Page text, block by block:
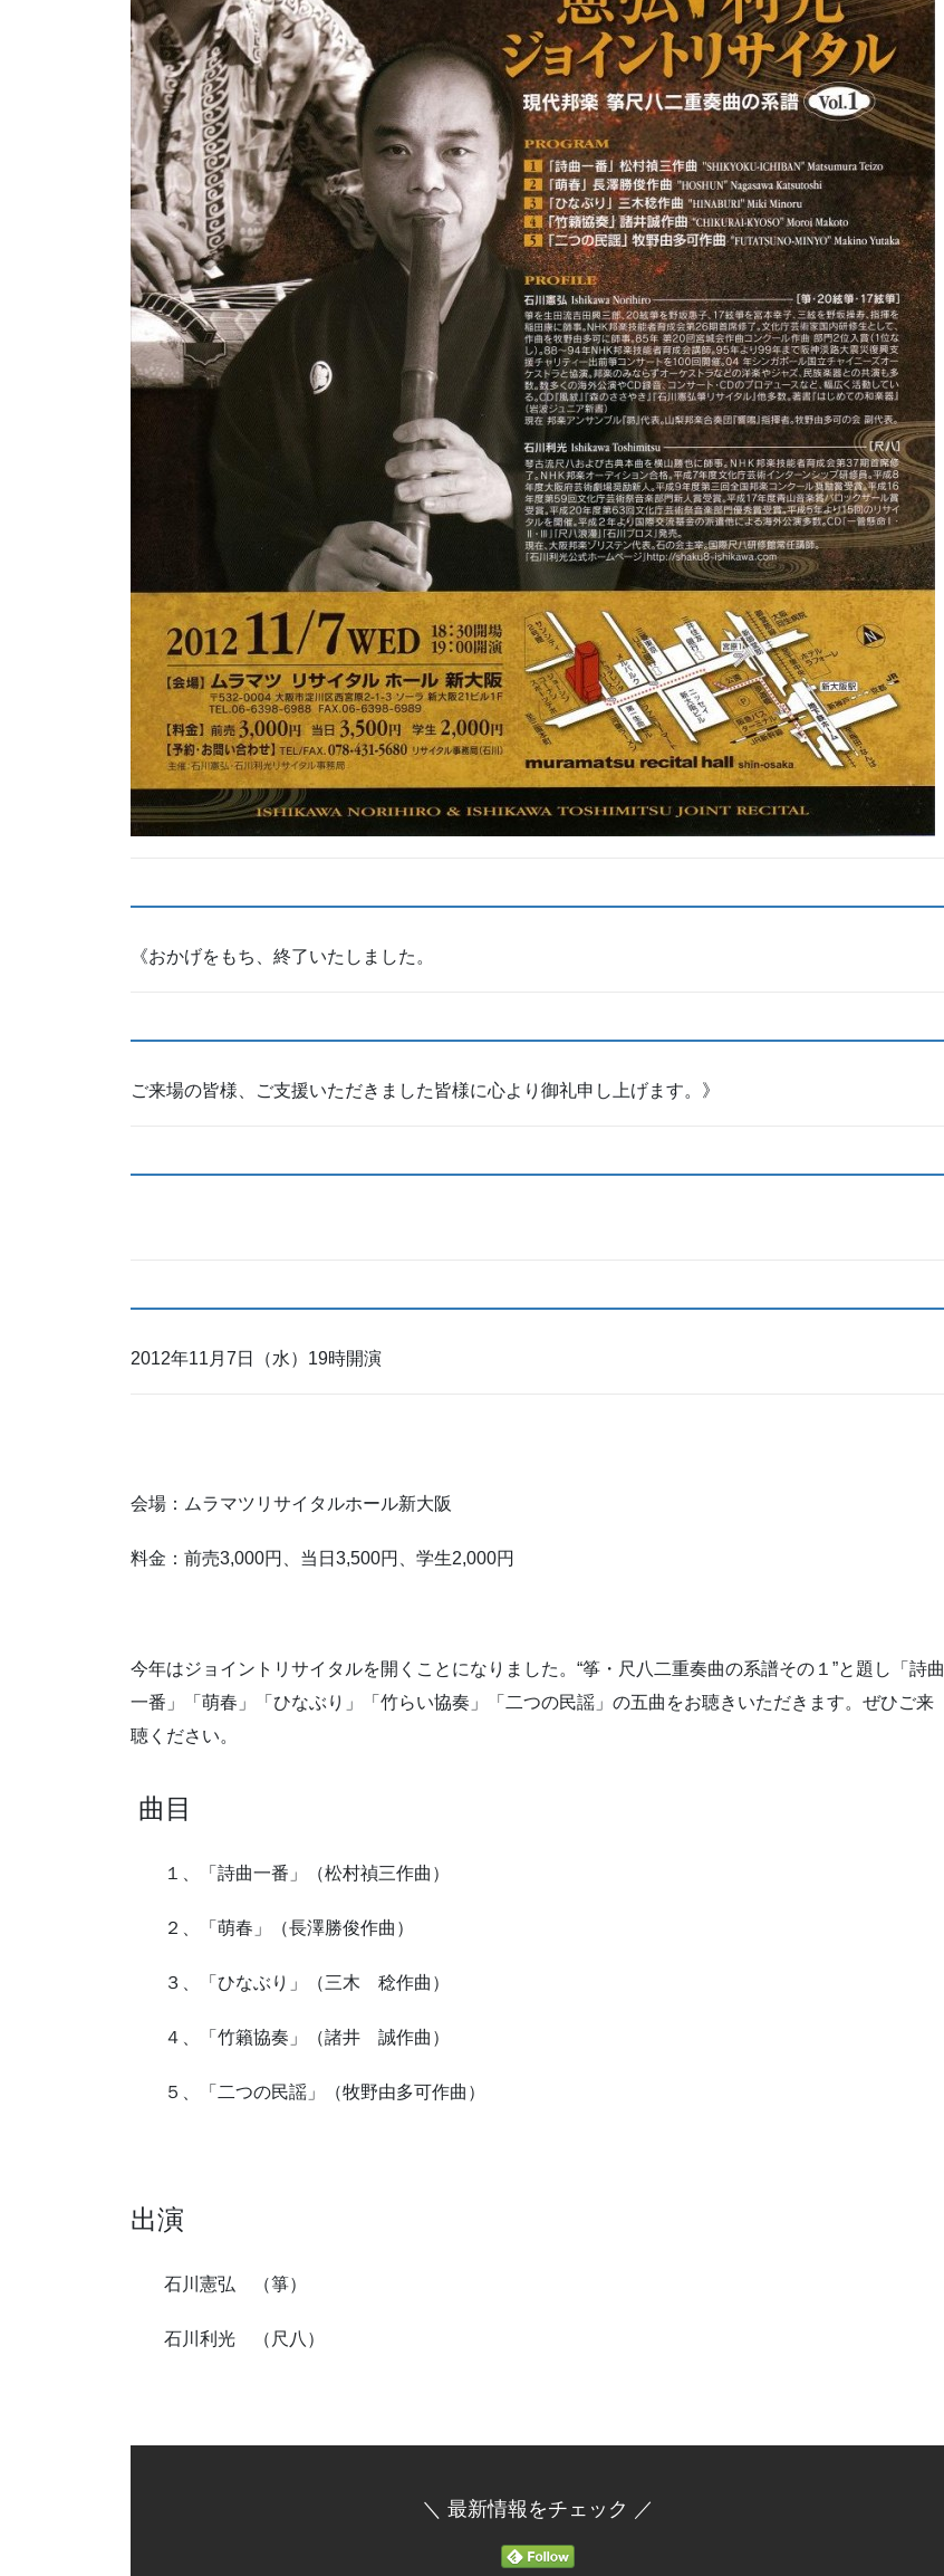
《おかげをもち、終了いたしました。
ご来場の皆様、ご支援いただきました皆様に心より御礼申し上げます。》
2012年11月7日（水）19時開演
会場：ムラマツリサイタルホール新大阪
料金：前売3,000円、当日3,500円、学生2,000円
今年はジョイントリサイタルを開くことになりました。“筝・尺八二重奏曲の系譜その１”と題し「詩曲
一番」「萌春」「ひなぶり」「竹らい協奏」「二つの民謡」の五曲をお聴きいただきます。ぜひご来
聴ください。
曲目
１、「詩曲一番」（松村禎三作曲）
２、「萌春」（長澤勝俊作曲）
３、「ひなぶり」（三木 稔作曲）
４、「竹籟協奏」（諸井 誠作曲）
５、「二つの民謡」（牧野由多可作曲）
出演
石川憲弘 （箏）
石川利光 （尺八）
＼ 最新情報をチェック ／